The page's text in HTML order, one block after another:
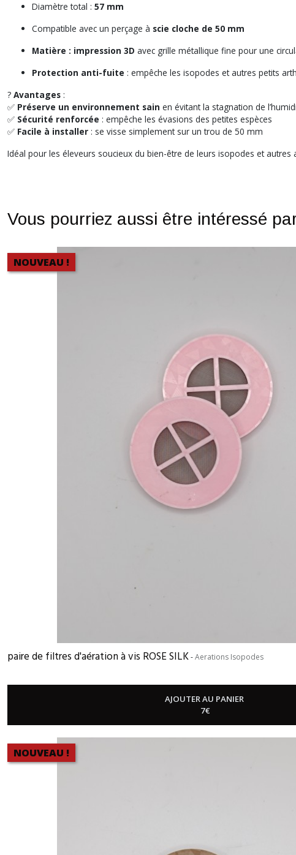
Diamètre total : 57 mm
Compatible avec un perçage à scie cloche de 50 mm
Matière : impression 3D avec grille métallique fine pour une
Protection anti-fuite : empêche les isopodes et autres petits
? Avantages :
✅ Préserve un environnement sain en évitant la stagnation de
✅ Sécurité renforcée : empêche les évasions des petites espèces
✅ Facile à installer : se visse simplement sur un trou de 50 mm
Idéal pour les éleveurs soucieux du bien-être de leurs isopodes et autres
Vous pourriez aussi être intéressé
NOUVEAU !
paire de filtres d'aération à vis ROSE SILK-Aerations Isopodes
AJOUTER AU PANIER
7€
NOUVEAU !